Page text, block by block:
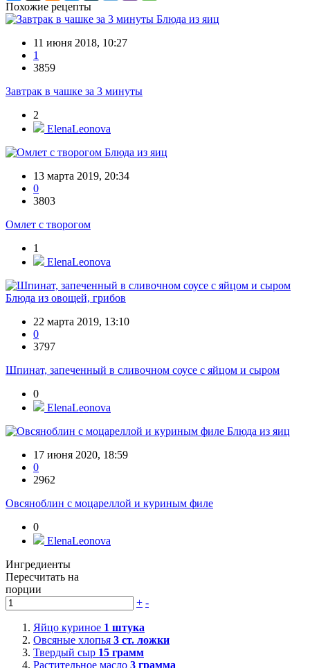
Похожие рецепты
Блюда из яиц
11 июня 2018, 10:27
1
3859
Завтрак в чашке за 3 минуты
2
ElenaLeonova
Блюда из яиц
13 марта 2019, 20:34
0
3803
Омлет с творогом
1
ElenaLeonova
Блюда из овощей, грибов
22 марта 2019, 13:10
0
3797
Шпинат, запеченный в сливочном соусе с яйцом и сыром
0
ElenaLeonova
Блюда из яиц
17 июня 2020, 18:59
0
2962
Овсяноблин с моцареллой и куриным филе
0
ElenaLeonova
Ингредиенты
Пересчитать на
порции
+ -
Яйцо куриное 1 штука
Овсяные хлопья 3 ст. ложки
Твердый сыр 15 грамм
Растительное масло 3 грамма